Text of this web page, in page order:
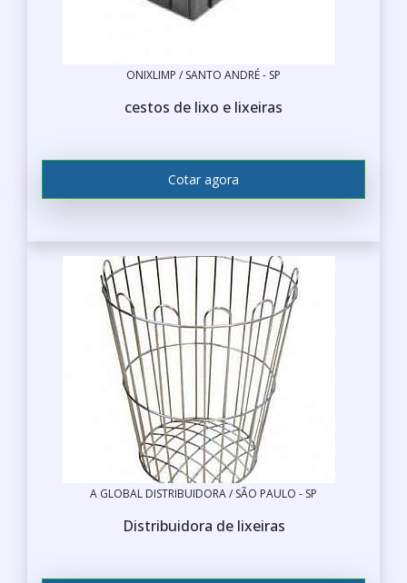
ONIXLIMP / SANTO ANDRÉ - SP
cestos de lixo e lixeiras
Cotar agora
A GLOBAL DISTRIBUIDORA / SÃO PAULO - SP
Distribuidora de lixeiras